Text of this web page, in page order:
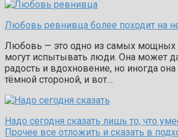
Любовь ревнивца более походит на
Любовь — это одно из самых мощных
могут испытывать люди. Она может
радость и вдохновение, но иногда она
тёмной стороной, и вот…
Надо сегодня сказать лишь то, что
Прочее все отложить и сказать в